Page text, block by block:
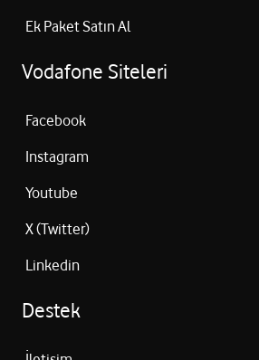
Ek Paket Satın Al
Vodafone Siteleri
Facebook
Instagram
Youtube
X (Twitter)
Linkedin
Destek